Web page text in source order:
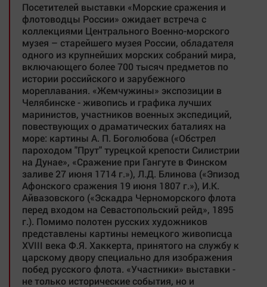
Посетителей выставки «Морские сражения и
флотоводцы России» ожидает встреча с
коллекциями Центрального Военно-морского
музея – старейшего музея России, обладателя
одного из крупнейших морских собраний мира,
включающего более 700 тысяч предметов по
истории российского и зарубежного
мореплавания. «Жемчужины» экспозиции в
Челябинске - живопись и графика лучших
маринистов, участников военных экспедиций,
повествующих о драматических баталиях на
море: картины А. П. Боголюбова («Обстрел
пароходом "Прут" турецкой крепости Силистрии
на Дунае», «Сражение при Гангуте в Финском
заливе 27 июня 1714 г.»), Л.Д. Блинова («Эпизод
Афонского сражения 19 июня 1807 г.»), И.К.
Айвазовского («Эскадра Черноморского флота
перед входом на Севастопольский рейд», 1895
г.). Помимо полотен русских художников
представлены картины немецкого живописца
XVIII века Ф.Я. Хаккерта, принятого на службу к
царскому двору специально для изображения
побед русского флота. «Участники» выставки -
не только исторические события, но и